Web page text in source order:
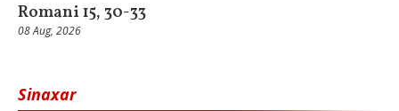
Romani 15, 30-33
08 Aug, 2026
Sinaxar